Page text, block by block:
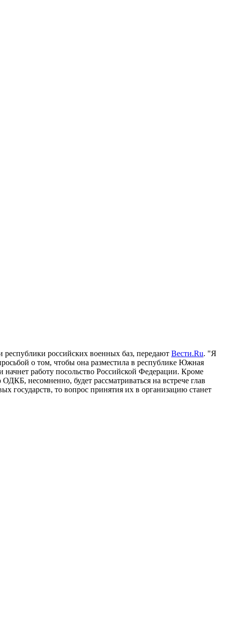
российских военных баз, передают Вести.Ru. "Я
о том, чтобы она разместила в республике Южная
работу посольство Российской Федерации. Кроме
несомненно, будет рассматриваться на встрече глав
государств, то вопрос принятия их в организацию станет